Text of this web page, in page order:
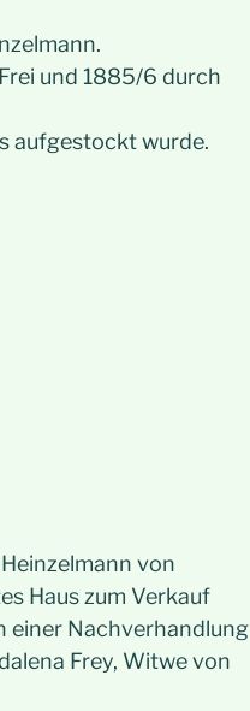
und 1885/6 durch
aufgestockt wurde.
von
Haus zum Verkauf
einer Nachverhandlung
Frey, Witwe von